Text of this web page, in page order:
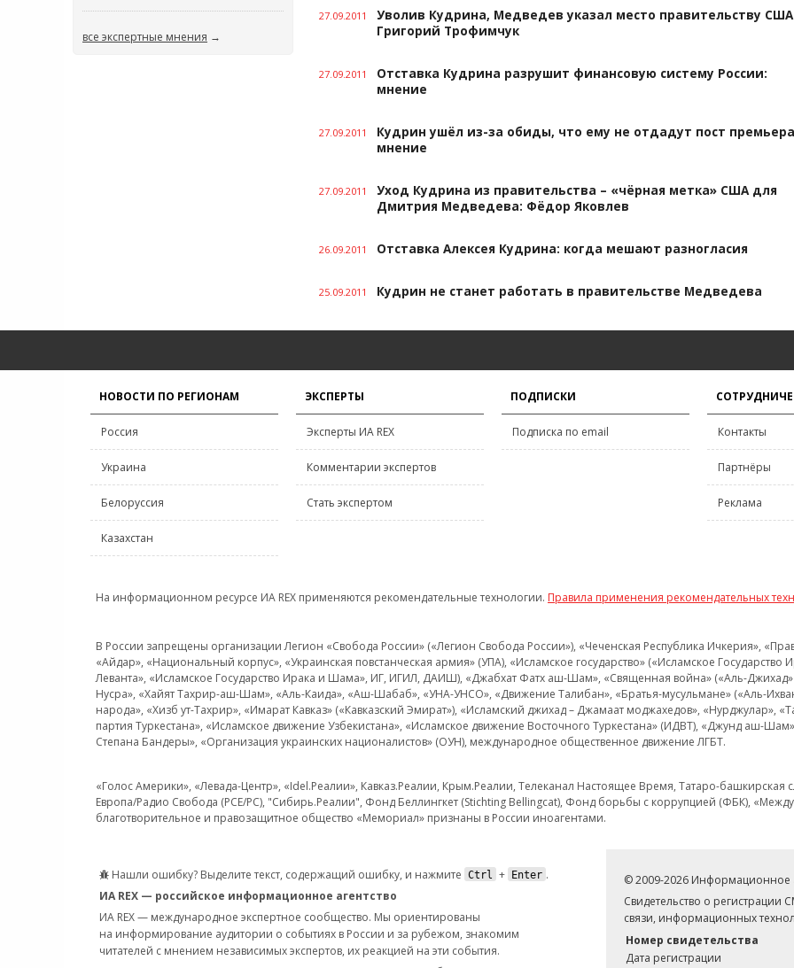
все экспертные мнения →
27.09.2011
Уволив Кудрина, Медведев указал место правительству
Григорий Трофимчук
27.09.2011
Отставка Кудрина разрушит финансовую систему России:
мнение
27.09.2011
Кудрин ушёл из-за обиды, что ему не отдадут пост
мнение
27.09.2011
Уход Кудрина из правительства – «чёрная метка» США для
Дмитрия Медведева: Фёдор Яковлев
26.09.2011 Отставка Алексея Кудрина: когда мешают разногласия
25.09.2011 Кудрин не станет работать в правительстве Медведева
НОВОСТИ ПО РЕГИОНАМ
Россия
Украина
Белоруссия
Казахстан
ЭКСПЕРТЫ
Эксперты ИА REX
Комментарии экспертов
Стать экспертом
ПОДПИСКИ
Подписка по email Контакты
Партнёры
Реклама
На информационном ресурсе ИА REX применяются рекомендательные технологии. Правила применения рекомендательных
В России запрещены организации Легион «Свобода России» («Легион Свобода России»), «Чеченская Республика Ичкерия»,
«Айдар», «Национальный корпус», «Украинская повстанческая армия» (УПА), «Исламское государство» («Исламское
Леванта», «Исламское Государство Ирака и Шама», ИГ, ИГИЛ, ДАИШ), «Джабхат Фатх аш-Шам», «Священная война» («Аль-Джихад»
Нусра», «Хайят Тахрир-аш-Шам», «Аль-Каида», «Аш-Шабаб», «УНА-УНСО», «Движение Талибан», «Братья-мусульмане» («Аль-
народа», «Хизб ут-Тахрир», «Имарат Кавказ» («Кавказский Эмират»), «Исламский джихад – Джамаат моджахедов», «Нурджулар»,
партия Туркестана», «Исламское движение Узбекистана», «Исламское движение Восточного Туркестана» (ИДВТ), «Джунд аш-
Степана Бандеры», «Организация украинских националистов» (ОУН), международное общественное движение ЛГБТ.
«Голос Америки», «Левада-Центр», «Idel.Реалии», Кавказ.Реалии, Крым.Реалии, Телеканал Настоящее Время, Татаро-
Европа/Радио Свобода (PCE/PC), "Сибирь.Реалии", Фонд Беллингкет (Stichting Bellingcat), Фонд борьбы с коррупцией (ФБК),
благотворительное и правозащитное общество «Мемориал» признаны в России иноагентами.
Нашли ошибку? Выделите текст, содержащий ошибку, и нажмите Ctrl + Enter .
ИА REX — российское информационное агентство
ИА REX — международное экспертное сообщество. Мы ориентированы
на информирование аудитории о событиях в России и за рубежом, знакомим
читателей с мнением независимых экспертов, их реакцией на эти события.
© 2009-2026 Информационное
Свидетельство о
связи, информационных
Номер свидетельства
Дата регистрации